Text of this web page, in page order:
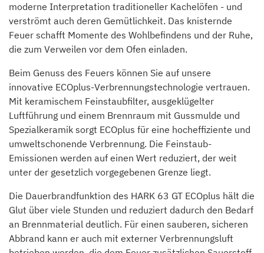
moderne Interpretation traditioneller Kachelöfen - und
verströmt auch deren Gemütlichkeit. Das knisternde
Feuer schafft Momente des Wohlbefindens und der Ruhe,
die zum Verweilen vor dem Ofen einladen.
Beim Genuss des Feuers können Sie auf unsere
innovative ECOplus-Verbrennungstechnologie vertrauen.
Mit keramischem Feinstaubfilter, ausgeklügelter
Luftführung und einem Brennraum mit Gussmulde und
Spezialkeramik sorgt ECOplus für eine hocheffiziente und
umweltschonende Verbrennung. Die Feinstaub-
Emissionen werden auf einen Wert reduziert, der weit
unter der gesetzlich vorgegebenen Grenze liegt.
Die Dauerbrandfunktion des HARK 63 GT ECOplus hält die
Glut über viele Stunden und reduziert dadurch den Bedarf
an Brennmaterial deutlich. Für einen sauberen, sicheren
Abbrand kann er auch mit externer Verbrennungsluft